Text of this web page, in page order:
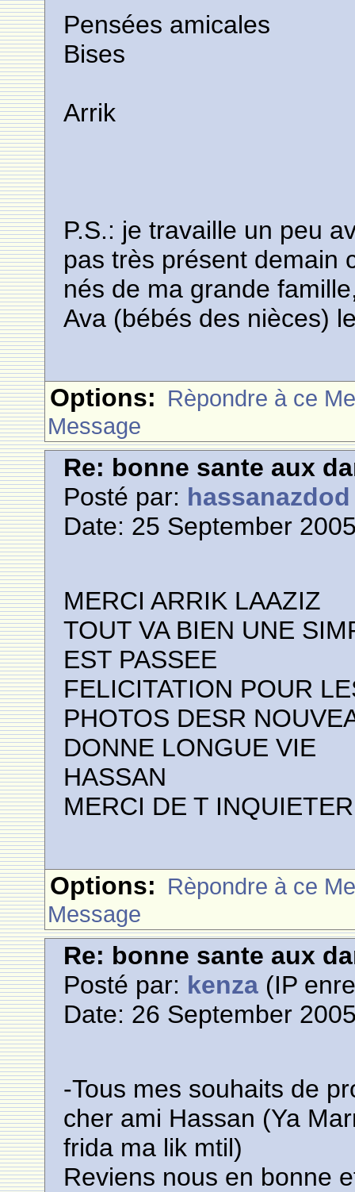
Pensées amicales
Bises
Arrik
P.S.: je travaille un peu
pas très présent demain
nés de ma grande
Ava (bébés des nièces)
Options: Rèpondre à ce
Message
Re: bonne sante aux
Posté par: hassanazdod
Date: 25 September
MERCI ARRIK LAAZIZ
TOUT VA BIEN UNE
EST PASSEE
FELICITATION POUR
PHOTOS DESR
DONNE LONGUE VIE
HASSAN
MERCI DE T
Options: Rèpondre à ce
Message
Re: bonne sante aux
Posté par: kenza (IP
Date: 26 September
-Tous mes souhaits de
cher ami Hassan (Ya
frida ma lik mtil)
Reviens nous en bonne